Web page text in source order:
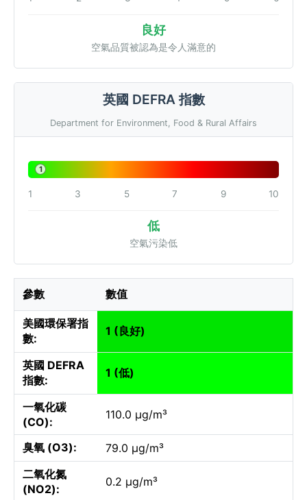
良好
空氣品質被認為是令人滿意的
英國 DEFRA 指數
Department for Environment, Food & Rural Affairs
1
1 3 5 7 9 10
低
空氣污染低
參數 數值
美國環保署指
數:
1 (良好)
英國 DEFRA
指數:
1 (低)
一氧化碳
(CO):
110.0 µg/m³
臭氧 (O3):
79.0 µg/m³
二氧化氮
(NO2):
0.2 µg/m³